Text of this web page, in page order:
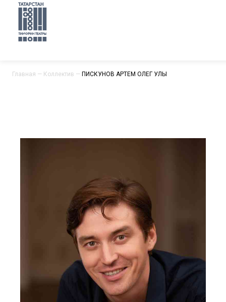
Главная — Коллектив — ПИСКУНОВ АРТЕМ ОЛЕГ УЛЫ